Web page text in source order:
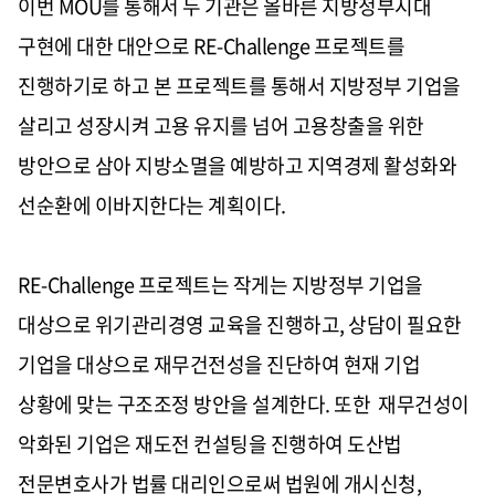
구현에 대한 대안으로 RE-Challenge 프로젝트를
진행하기로 하고 본 프로젝트를 통해서 지방정부 기업을
살리고 성장시켜 고용 유지를 넘어 고용창출을 위한
방안으로 삼아 지방소멸을 예방하고 지역경제 활성화와
선순환에 이바지한다는 계획이다.
RE-Challenge 프로젝트는 작게는 지방정부 기업을
대상으로 위기관리경영 교육을 진행하고, 상담이 필요한
기업을 대상으로 재무건전성을 진단하여 현재 기업
상황에 맞는 구조조정 방안을 설계한다. 또한 재무건성이
악화된 기업은 재도전 컨설팅을 진행하여 도산법
전문변호사가 법률 대리인으로써 법원에 개시신청,